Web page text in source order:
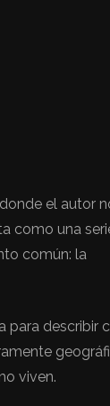
el autor
como una
común: la
para describir
viven.